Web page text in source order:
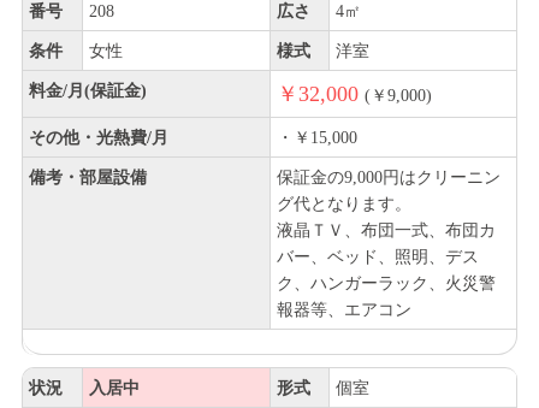
番号 208 広さ 4㎡
条件 女性 様式 洋室
料金/月(保証金) ￥32,000 (￥9,000)
その他・光熱費/月 ・￥15,000
備考・部屋設備
保証金の9,000円はクリーニン
グ代となります。
液晶ＴＶ、布団一式、布団カ
バー、ベッド、照明、デス
ク、ハンガーラック、火災警
報器等、エアコン
状況 入居中 形式 個室